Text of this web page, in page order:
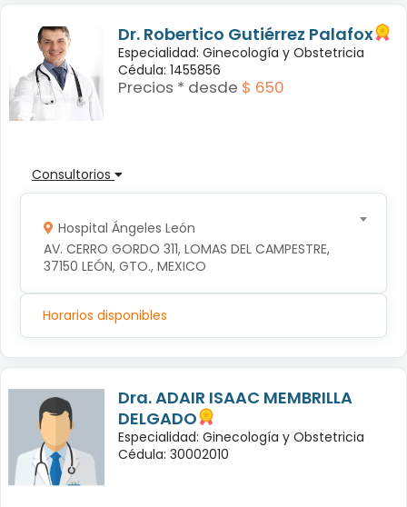
Dr. Robertico Gutiérrez Palafox
Especialidad: Ginecología y Obstetricia
Cédula: 1455856
Precios * desde $ 650
Consultorios
Hospital Ángeles León
AV. CERRO GORDO 311, LOMAS DEL CAMPESTRE,
37150 LEÓN, GTO., MEXICO
Horarios disponibles
Dra. ADAIR ISAAC MEMBRILLA
DELGADO
Especialidad: Ginecología y Obstetricia
Cédula: 30002010